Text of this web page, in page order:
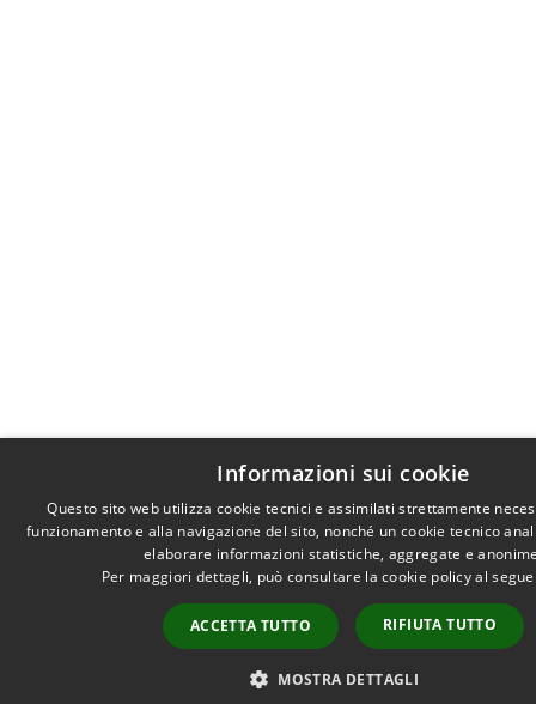
Informazioni sui cookie
Questo sito web utilizza cookie tecnici e assimilati strettamente
funzionamento e alla navigazione del sito, nonché un cookie tecnico
elaborare informazioni statistiche, aggregate e
Per maggiori dettagli, può consultare la cookie policy al
ACCETTA TUTTO RIFIUTA TUTTO
MOSTRA DETTAGLI